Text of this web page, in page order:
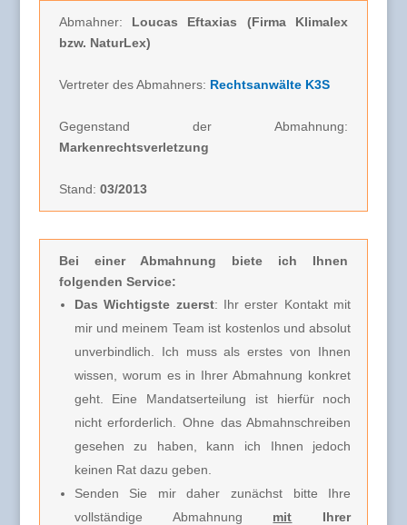
Abmahner: Loucas Eftaxias (Firma Klimalex
bzw. NaturLex)
Vertreter des Abmahners: Rechtsanwälte K3S
Gegenstand der Abmahnung:
Markenrechtsverletzung
Stand: 03/2013
Bei einer Abmahnung biete ich Ihnen
folgenden Service:
Das Wichtigste zuerst: Ihr erster Kontakt mit
mir und meinem Team ist kostenlos und absolut
unverbindlich. Ich muss als erstes von Ihnen
wissen, worum es in Ihrer Abmahnung konkret
geht. Eine Mandatserteilung ist hierfür noch
nicht erforderlich. Ohne das Abmahnschreiben
gesehen zu haben, kann ich Ihnen jedoch
keinen Rat dazu geben.
Senden Sie mir daher zunächst bitte Ihre
vollständige Abmahnung mit Ihrer